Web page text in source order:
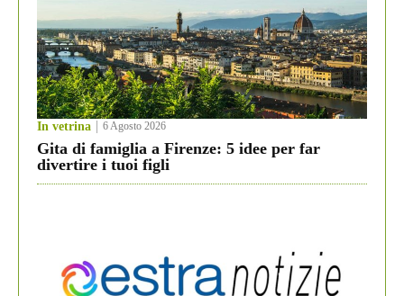
In vetrina 6 Agosto 2026
Gita di famiglia a Firenze: 5 idee per far
divertire i tuoi figli